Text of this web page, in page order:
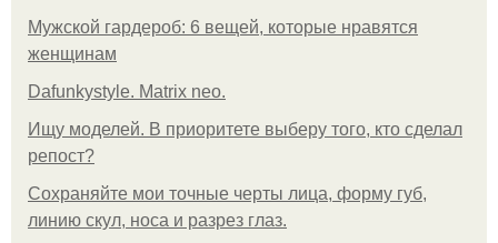
Мужской гардероб: 6 вещей, которые нравятся
женщинам
Dafunkystyle. Matrix neo.
Ищу моделей. В приоритете выберу того, кто сделал
репост?
Сохраняйте мои точные черты лица, форму губ,
линию скул, носа и разрез глаз.